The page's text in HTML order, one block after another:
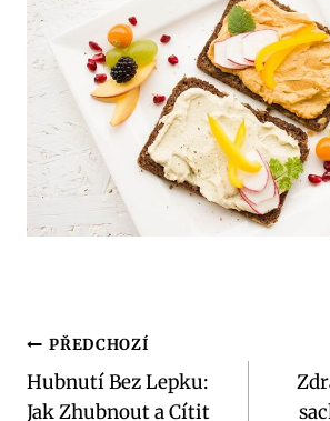
Navigace
pro
PŘEDCHOZÍ
Hubnutí Bez Lepku:
Jak Zhubnout a Cítit